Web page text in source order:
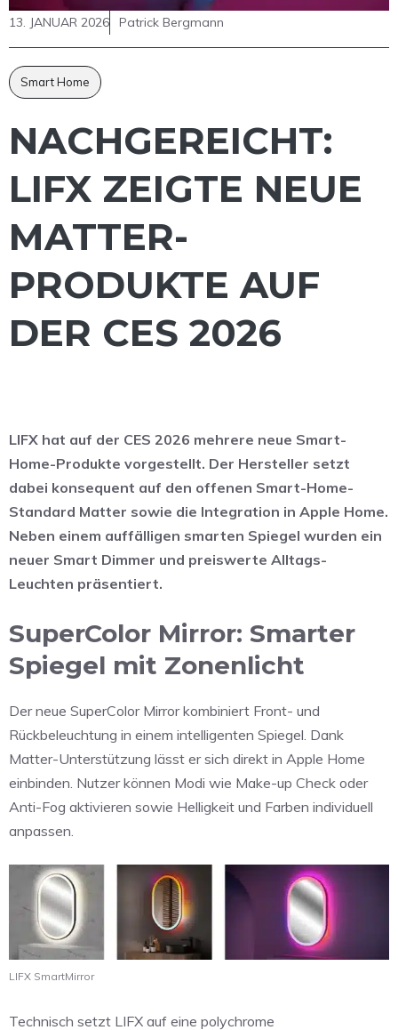
13. JANUAR 2026 Patrick Bergmann
Smart Home
NACHGEREICHT:
LIFX ZEIGTE NEUE
MATTER-
PRODUKTE AUF
DER CES 2026
LIFX hat auf der CES 2026 mehrere neue Smart-
Home-Produkte vorgestellt. Der Hersteller setzt
dabei konsequent auf den offenen Smart-Home-
Standard Matter sowie die Integration in Apple Home.
Neben einem auffälligen smarten Spiegel wurden ein
neuer Smart Dimmer und preiswerte Alltags-
Leuchten präsentiert.
SuperColor Mirror: Smarter
Spiegel mit Zonenlicht
Der neue SuperColor Mirrorkombiniert Front- und
Rückbeleuchtung in einem intelligenten Spiegel. Dank
Matter-Unterstützung lässt er sich direkt in Apple Home
einbinden. Nutzer können Modi wie Make-up Check oder
Anti-Fog aktivieren sowie Helligkeit und Farben individuell
anpassen.
LIFX SmartMirror
Technisch setzt LIFX auf eine polychrome